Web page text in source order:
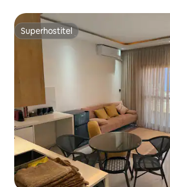
Superhostiteľ
Superhostiteľ